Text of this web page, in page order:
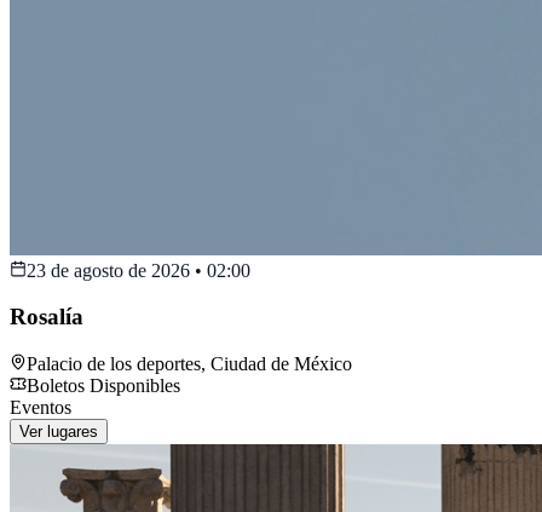
23 de agosto de 2026 • 02:00
Rosalía
Palacio de los deportes, Ciudad de México
Boletos Disponibles
Eventos
Ver lugares